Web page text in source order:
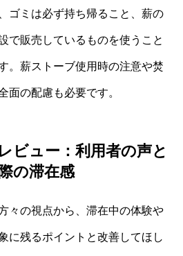
ゴミは必ず持ち帰ること、薪の
で販売しているものを使うこと
。薪ストーブ使用時の注意や焚
面の配慮も必要です。
ビュー：利用者の声と
の滞在感
々の視点から、滞在中の体験や
に残るポイントと改善してほし